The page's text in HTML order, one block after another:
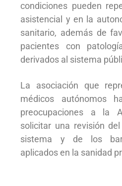
condiciones pueden
asistencial y en la
sanitario, además de
pacientes con
derivados al sistema
La asociación que
médicos autónomos
preocupaciones a la
solicitar una revisión
sistema y de los
aplicados en la sanidad